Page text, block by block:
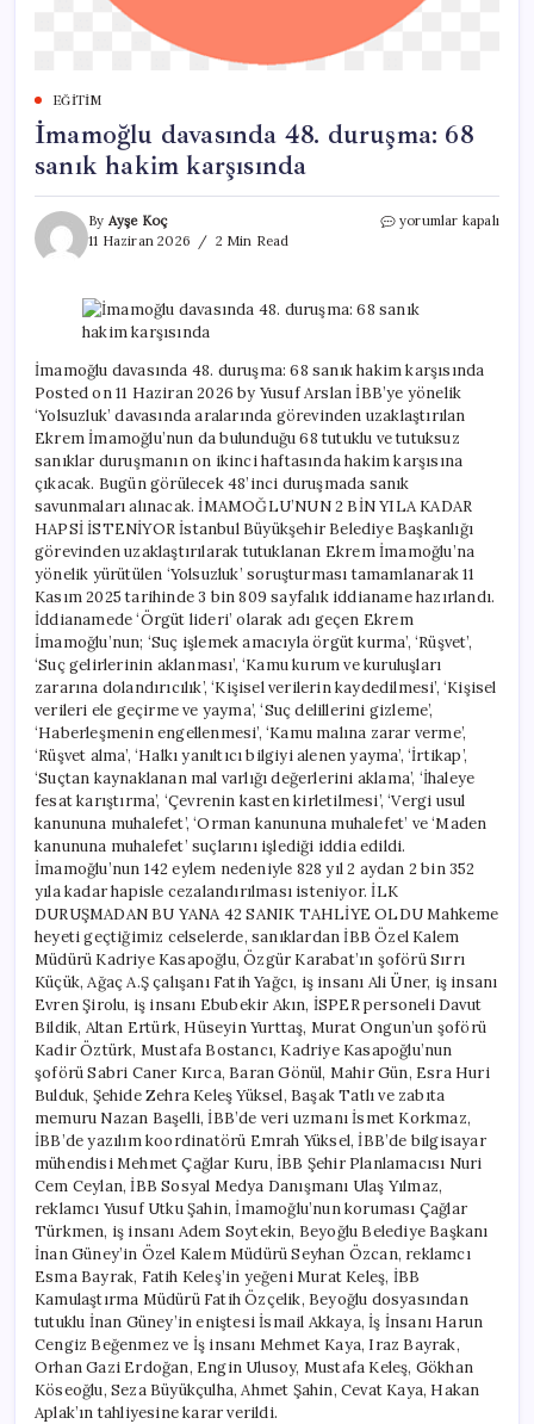
EĞITIM
İmamoğlu davasında 48. duruşma: 68
sanık hakim karşısında
By Ayşe Koç
11 Haziran 2026
2 Min Read
İmamoğlu
68
sanık
karşısında
için
yorumlar kapalı
İmamoğlu davasında 48. duruşma: 68 sanık hakim karşısında
Posted on 11 Haziran 2026 by Yusuf Arslan İBB’ye yönelik
‘Yolsuzluk’ davasında aralarında görevinden uzaklaştırılan
Ekrem İmamoğlu’nun da bulunduğu 68 tutuklu ve tutuksuz
sanıklar duruşmanın on ikinci haftasında hakim karşısına
çıkacak. Bugün görülecek 48’inci duruşmada sanık
savunmaları alınacak. İMAMOĞLU’NUN 2 BİN YILA KADAR
HAPSİ İSTENİYOR İstanbul Büyükşehir Belediye Başkanlığı
görevinden uzaklaştırılarak tutuklanan Ekrem İmamoğlu’na
yönelik yürütülen ‘Yolsuzluk’ soruşturması tamamlanarak 11
Kasım 2025 tarihinde 3 bin 809 sayfalık iddianame hazırlandı.
İddianamede ‘Örgüt lideri’ olarak adı geçen Ekrem
İmamoğlu’nun; ‘Suç işlemek amacıyla örgüt kurma’, ‘Rüşvet’,
‘Suç gelirlerinin aklanması’, ‘Kamu kurum ve kuruluşları
zararına dolandırıcılık’, ‘Kişisel verilerin kaydedilmesi’, ‘Kişisel
verileri ele geçirme ve yayma’, ‘Suç delillerini gizleme’,
‘Haberleşmenin engellenmesi’, ‘Kamu malına zarar verme’,
‘Rüşvet alma’, ‘Halkı yanıltıcı bilgiyi alenen yayma’, ‘İrtikap’,
‘Suçtan kaynaklanan mal varlığı değerlerini aklama’, ‘İhaleye
fesat karıştırma’, ‘Çevrenin kasten kirletilmesi’, ‘Vergi usul
kanununa muhalefet’, ‘Orman kanununa muhalefet’ ve ‘Maden
kanununa muhalefet’ suçlarını işlediği iddia edildi.
İmamoğlu’nun 142 eylem nedeniyle 828 yıl 2 aydan 2 bin 352
yıla kadar hapisle cezalandırılması isteniyor. İLK
DURUŞMADAN BU YANA 42 SANIK TAHLİYE OLDU Mahkeme
heyeti geçtiğimiz celselerde, sanıklardan İBB Özel Kalem
Müdürü Kadriye Kasapoğlu, Özgür Karabat’ın şoförü Sırrı
Küçük, Ağaç A.Ş çalışanı Fatih Yağcı, iş insanı Ali Üner, iş insanı
Evren Şirolu, iş insanı Ebubekir Akın, İSPER personeli Davut
Bildik, Altan Ertürk, Hüseyin Yurttaş, Murat Ongun’un şoförü
Kadir Öztürk, Mustafa Bostancı, Kadriye Kasapoğlu’nun
şoförü Sabri Caner Kırca, Baran Gönül, Mahir Gün, Esra Huri
Bulduk, Şehide Zehra Keleş Yüksel, Başak Tatlı ve zabıta
memuru Nazan Başelli, İBB’de veri uzmanı İsmet Korkmaz,
İBB’de yazılım koordinatörü Emrah Yüksel, İBB’de bilgisayar
mühendisi Mehmet Çağlar Kuru, İBB Şehir Planlamacısı Nuri
Cem Ceylan, İBB Sosyal Medya Danışmanı Ulaş Yılmaz,
reklamcı Yusuf Utku Şahin, İmamoğlu’nun koruması Çağlar
Türkmen, iş insanı Adem Soytekin, Beyoğlu Belediye Başkanı
İnan Güney’in Özel Kalem Müdürü Seyhan Özcan, reklamcı
Esma Bayrak, Fatih Keleş’in yeğeni Murat Keleş, İBB
Kamulaştırma Müdürü Fatih Özçelik, Beyoğlu dosyasından
tutuklu İnan Güney’in eniştesi İsmail Akkaya, İş İnsanı Harun
Cengiz Beğenmez ve İş insanı Mehmet Kaya, Iraz Bayrak,
Orhan Gazi Erdoğan, Engin Ulusoy, Mustafa Keleş, Gökhan
Köseoğlu, Seza Büyükçulha, Ahmet Şahin, Cevat Kaya, Hakan
Aplak’ın tahliyesine karar verildi.